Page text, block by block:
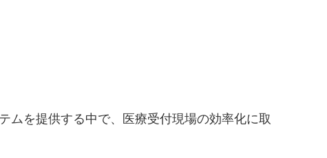
ムを提供する中で、医療受付現場の効率化に取